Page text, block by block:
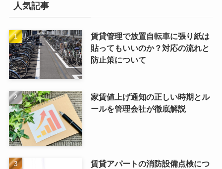
人気記事
賃貸管理で放置自転車に張り紙は
貼ってもいいのか？対応の流れと
防止策について
家賃値上げ通知の正しい時期とル
ールを管理会社が徹底解説
賃貸アパートの消防設備点検につ